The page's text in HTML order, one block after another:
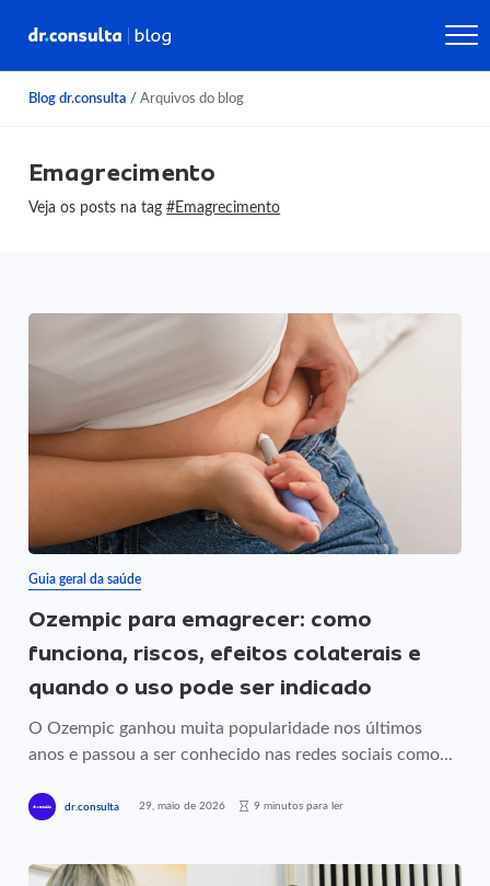
Blog dr.consulta / Arquivos do blog
Emagrecimento
Veja os posts na tag#Emagrecimento
Guia geral da saúde
Ozempic para emagrecer: como
funciona, riscos, efeitos colaterais e
quando o uso pode ser indicado
O Ozempic ganhou muita popularidade nos últimos
anos e passou a ser conhecido nas redes sociais como...
dr.consulta 29, maio de 2026 9 minutos para ler